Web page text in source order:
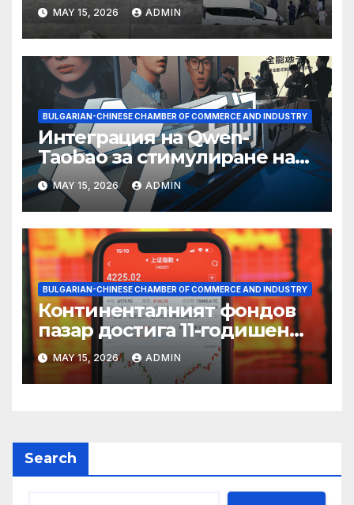
MAY 15, 2026 ADMIN
BULGARIAN-CHINESE CHAMBER OF COMMERCE AND INDUSTRY
Интеграция на Qwen-
Taobao за стимулиране на
пазаруването 618
MAY 15, 2026 ADMIN
BULGARIAN-CHINESE CHAMBER OF COMMERCE AND INDUSTRY
Континенталният фондов
пазар достига 11-годишен
връх
MAY 15, 2026 ADMIN
Search